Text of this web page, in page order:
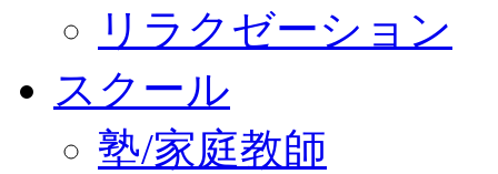
リラクゼーション
スクール
塾/家庭教師